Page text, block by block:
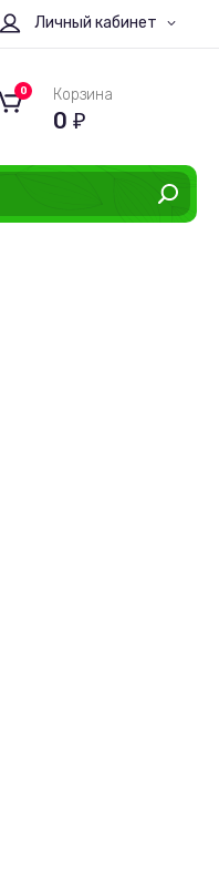
Личный кабинет
0 Корзина
0 ₽